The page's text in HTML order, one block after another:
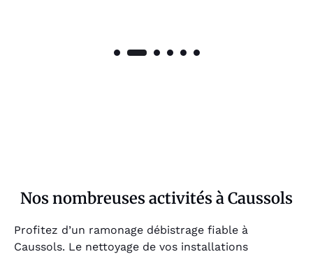
Nos nombreuses activités à Caussols
Profitez d’un ramonage débistrage fiable à
Caussols. Le nettoyage de vos installations